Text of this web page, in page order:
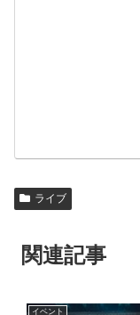
ライブ
関連記事
イベント